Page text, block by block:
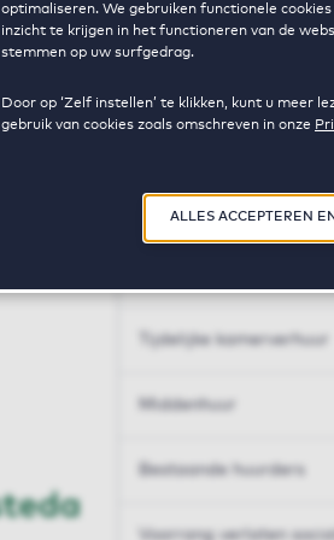
optimaliseren. We gebruiken functionele
inzicht te krijgen in het functioneren van de
stemmen op uw surfgedrag.
Door op ‘Zelf instellen’ te klikken, kunt u meer
gebruik van cookies zoals omschreven in onze
ALLES ACCEPTEREN
Huren op maat
Tijdelijke kamerverhuur
Middenhuur
Bestaande huurders
Voorrang verlaten